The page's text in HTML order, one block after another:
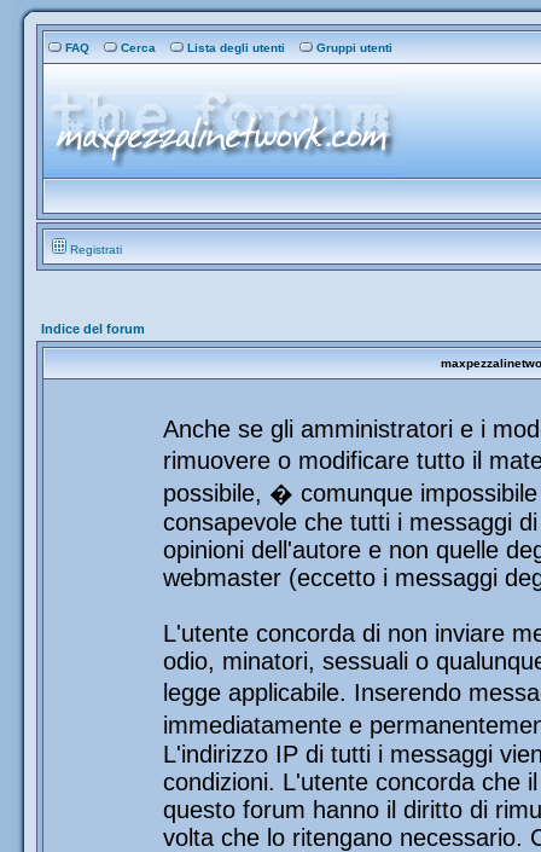
FAQ Cerca Lista degli utenti Gruppi utenti
Registrati
Indice del forum
Anche se gli amministratori e i
rimuovere o modificare tutto il
possibile, � comunque
consapevole che tutti i messaggi
opinioni dell'autore e non quelle
webmaster (eccetto i messaggi
L'utente concorda di non inviare
odio, minatori, sessuali o
legge applicabile. Inserendo
immediatamente e
L'indirizzo IP di tutti i messaggi
condizioni. L'utente concorda che
questo forum hanno il diritto di
volta che lo ritengano necessario.